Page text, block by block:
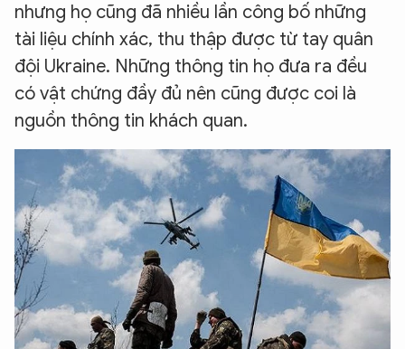
nhưng họ cũng đã nhiều lần công bố những
tài liệu chính xác, thu thập được từ tay quân
đội Ukraine. Những thông tin họ đưa ra đều
có vật chứng đầy đủ nên cũng được coi là
nguồn thông tin khách quan.